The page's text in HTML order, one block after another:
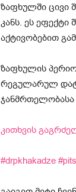
ზაფხულში ცივი
კანს. ეს
აქტივობებით
ზაფხულის
რეგულარულ
კითხვის
#drpkhakadze